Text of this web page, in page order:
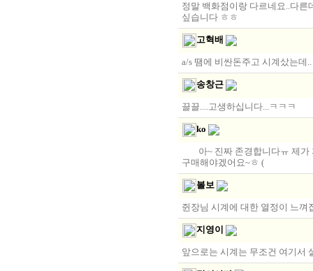
정말 백화점이랑 다르네요..다른
싶습니다 ㅎㅎ
고혁배
a/s 땜에 비싼돈주고 시계샀는데
송창근
끌끌....고생하십니다...ㅋㅋㅋ
ko
아~ 진짜 존경합니다ㅠ 제가
구매해야겠어요~ㅎ (
볼보
쥔장님 시계에 대한 열정이 느껴
지영이
앞으로는 시계는 무조건 여기서